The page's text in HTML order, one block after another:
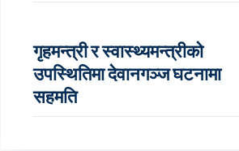
गृहमन्त्री र स्वास्थ्यमन्त्रीको
उपस्थितिमा देवानगञ्ज घटनामा
सहमति